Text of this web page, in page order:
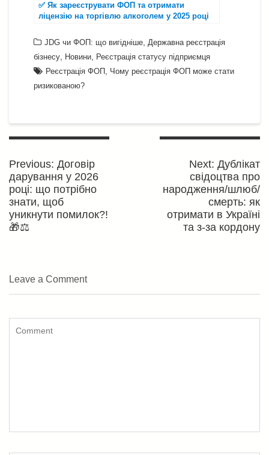
✅ Як зареєструвати ФОП та отримати
ліцензію на торгівлю алкоголем у 2025 році
JDG чи ФОП: що вигідніше, Державна реєстрація
бізнесу, Новини, Реєстрація статусу підприємця
Реєстрація ФОП , Чому реєстрація ФОП може стати
ризикованою?
Навігація
Previous: Previous
post:
Договір
дарування у 2026
році: що потрібно
знати, щоб
уникнути помилок?!
🎁⚖️
Next: Next
post:
Дублікат
свідоцтва про
народження/шлюб/
смерть: як
отримати в Україні
та з-за кордону
Leave a Comment